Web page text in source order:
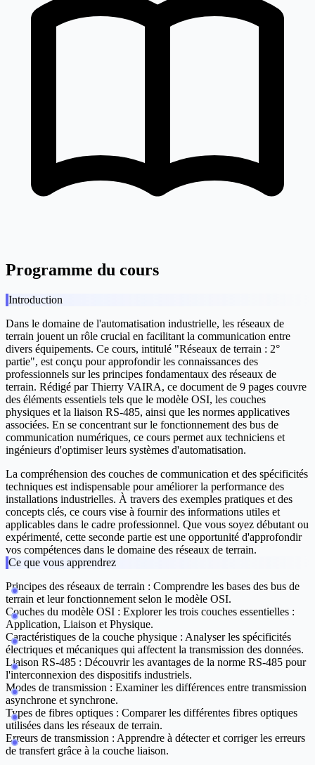
Programme du cours
Introduction
Dans le domaine de l'automatisation industrielle, les réseaux de
terrain jouent un rôle crucial en facilitant la communication entre
divers équipements. Ce cours, intitulé "Réseaux de terrain : 2°
partie", est conçu pour approfondir les connaissances des
professionnels sur les principes fondamentaux des réseaux de
terrain. Rédigé par Thierry VAIRA, ce document de 9 pages couvre
des éléments essentiels tels que le modèle OSI, les couches
physiques et la liaison RS-485, ainsi que les normes applicatives
associées. En se concentrant sur le fonctionnement des bus de
communication numériques, ce cours permet aux techniciens et
ingénieurs d'optimiser leurs systèmes d'automatisation.
La compréhension des couches de communication et des spécificités
techniques est indispensable pour améliorer la performance des
installations industrielles. À travers des exemples pratiques et des
concepts clés, ce cours vise à fournir des informations utiles et
applicables dans le cadre professionnel. Que vous soyez débutant ou
expérimenté, cette seconde partie est une opportunité d'approfondir
vos compétences dans le domaine des réseaux de terrain.
Ce que vous apprendrez
Principes des réseaux de terrain : Comprendre les bases des bus de
terrain et leur fonctionnement selon le modèle OSI.
Couches du modèle OSI : Explorer les trois couches essentielles :
Application, Liaison et Physique.
Caractéristiques de la couche physique : Analyser les spécificités
électriques et mécaniques qui affectent la transmission des données.
Liaison RS-485 : Découvrir les avantages de la norme RS-485 pour
l'interconnexion des dispositifs industriels.
Modes de transmission : Examiner les différences entre transmission
asynchrone et synchrone.
Types de fibres optiques : Comparer les différentes fibres optiques
utilisées dans les réseaux de terrain.
Erreurs de transmission : Apprendre à détecter et corriger les erreurs
de transfert grâce à la couche liaison.